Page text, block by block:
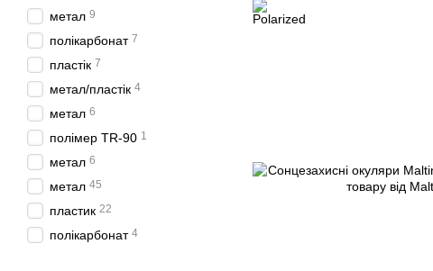
метал 9
полікарбонат 7
пластік 7
метал/пластік 4
метал 6
полімер TR-90 1
метал 6
метал 45
пластик 22
полікарбонат 4